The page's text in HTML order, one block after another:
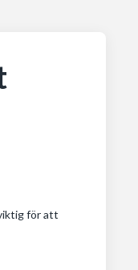
för att